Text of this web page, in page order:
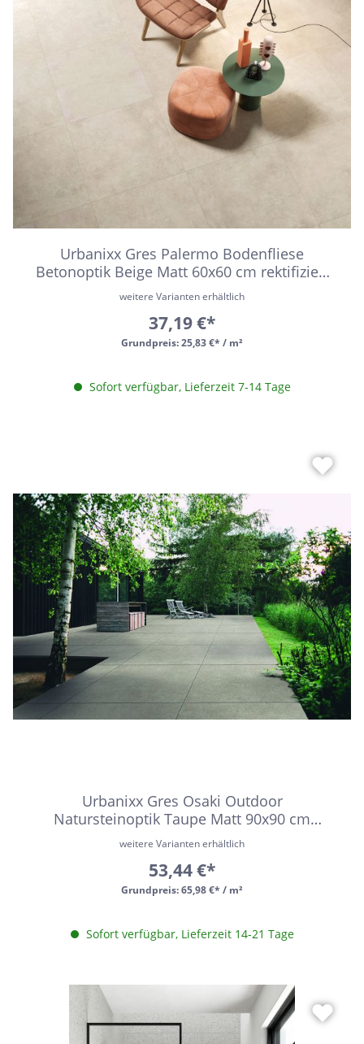
Urbanixx Gres Palermo Bodenfliese
Betonoptik Beige Matt 60x60 cm rektifiziert
R10B
Grundpreis:25,83 €* / m²
weitere Varianten erhältlich
37,19 €*
Sofort verfügbar, Lieferzeit 7-14 Tage
Urbanixx Gres Osaki Outdoor
Natursteinoptik Taupe Matt 90x90 cm
rektifiziert R11
Grundpreis:65,98 €* / m²
weitere Varianten erhältlich
53,44 €*
Sofort verfügbar, Lieferzeit 14-21 Tage